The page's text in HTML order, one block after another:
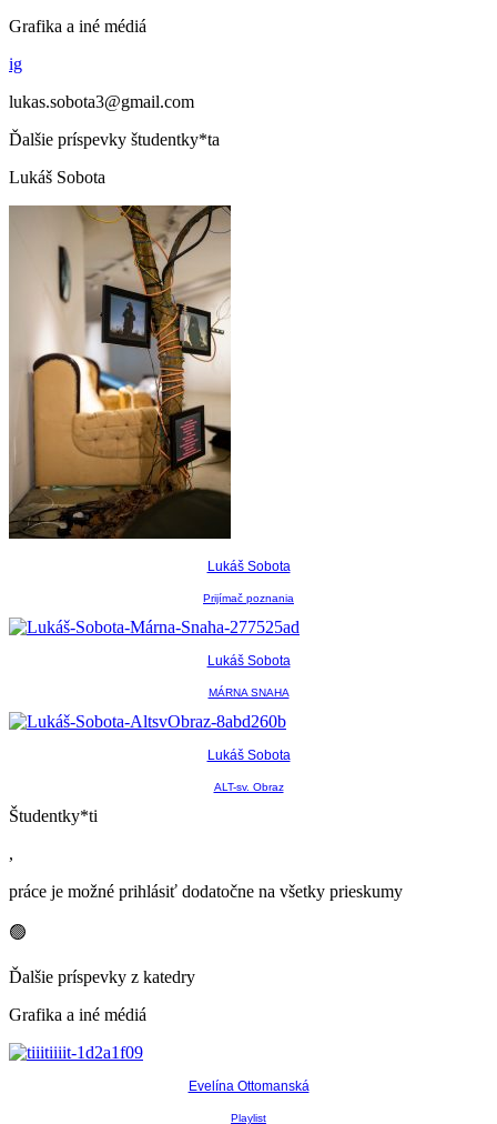
Grafika a iné médiá
ig
lukas.sobota3@gmail.com
Ďalšie príspevky študentky*ta
Lukáš Sobota
Lukáš Sobota
Prijímač poznania
Lukáš Sobota
MÁRNA SNAHA
Lukáš Sobota
ALT-sv. Obraz
Študentky*ti
,
práce je možné prihlásiť dodatočne na všetky prieskumy
🟢
Ďalšie príspevky z katedry
Grafika a iné médiá
Evelína Ottomanská
Playlist